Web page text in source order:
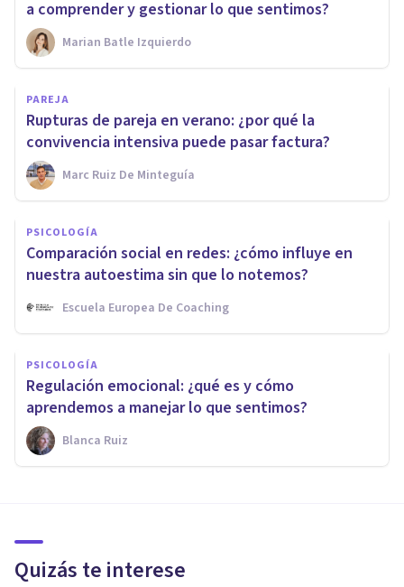
a comprender y gestionar lo que sentimos?
Marian Batle Izquierdo
PAREJA
Rupturas de pareja en verano: ¿por qué la
convivencia intensiva puede pasar factura?
Marc Ruiz De Minteguía
PSICOLOGÍA
Comparación social en redes: ¿cómo influye en
nuestra autoestima sin que lo notemos?
Escuela Europea De Coaching
PSICOLOGÍA
Regulación emocional: ¿qué es y cómo
aprendemos a manejar lo que sentimos?
Blanca Ruiz
Quizás te interese